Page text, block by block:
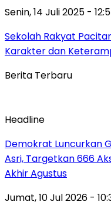
Senin, 14 Juli 2025 -
Sekolah Rakyat
Karakter dan
Berita Terbaru
Headline
Demokrat Luncurkan
Asri, Targetkan 666
Akhir Agustus
Jumat, 10 Jul 2026 -